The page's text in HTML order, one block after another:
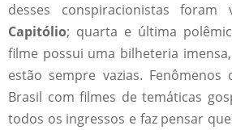
desses conspiracionistas
Capitólio; quarta e última
filme possui uma bilheteria
estão sempre vazias.
Brasil com filmes de temáticas
todos os ingressos e faz pensar